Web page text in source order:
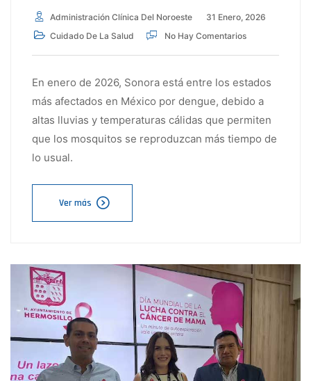
Administración Clínica Del Noroeste
31 Enero, 2026
Cuidado De La Salud
No Hay Comentarios
En enero de 2026, Sonora está entre los estados
más afectados en México por dengue, debido a
altas lluvias y temperaturas cálidas que permiten
que los mosquitos se reproduzcan más tiempo de
lo usual.
Ver más